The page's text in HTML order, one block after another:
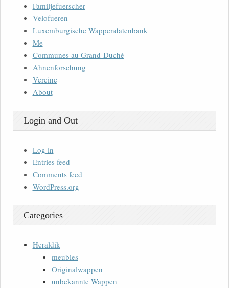
Familjefuerscher
Velofueren
Luxemburgische Wappendatenbank
Me
Communes au Grand-Duché
Ahnenforschung
Vereine
About
Login and Out
Log in
Entries feed
Comments feed
WordPress.org
Categories
Heraldik
meubles
Originalwappen
unbekannte Wappen